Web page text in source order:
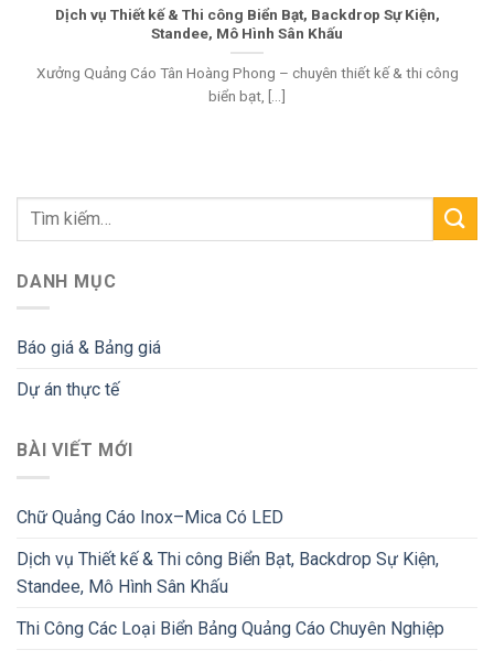
Dịch vụ Thiết kế & Thi công Biển Bạt, Backdrop Sự Kiện,
Standee, Mô Hình Sân Khấu
Xưởng Quảng Cáo Tân Hoàng Phong – chuyên thiết kế & thi công
biển bạt, [...]
DANH MỤC
Báo giá & Bảng giá
Dự án thực tế
BÀI VIẾT MỚI
Chữ Quảng Cáo Inox–Mica Có LED
Dịch vụ Thiết kế & Thi công Biển Bạt, Backdrop Sự Kiện,
Standee, Mô Hình Sân Khấu
Thi Công Các Loại Biển Bảng Quảng Cáo Chuyên Nghiệp